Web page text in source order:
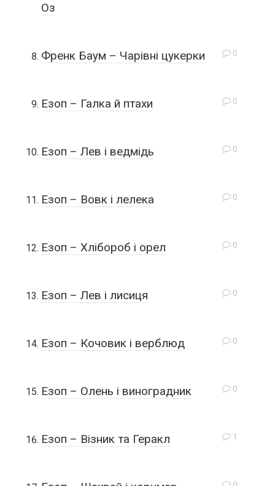
Оз
0
Френк Баум – Чарівні цукерки
0
Езоп – Галка й птахи
0
Езоп – Лев і ведмідь
0
Езоп – Вовк і лелека
0
Езоп – Хлібороб і орел
0
Езоп – Лев і лисиця
0
Езоп – Кочовик і верблюд
0
Езоп – Олень і виноградник
1
Езоп – Візник та Геракл